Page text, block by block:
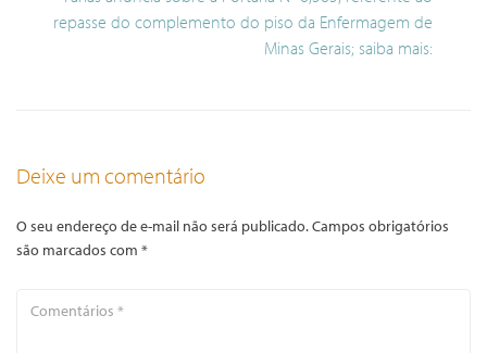
repasse do complemento do piso da Enfermagem de
Minas Gerais; saiba mais:
Deixe um comentário
O seu endereço de e-mail não será publicado.Campos obrigatórios
são marcados com *